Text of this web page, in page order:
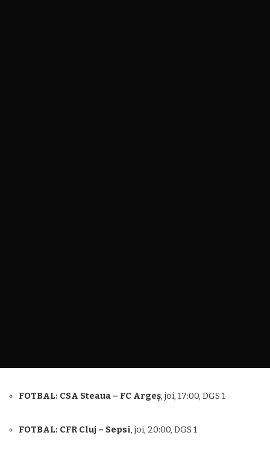
FOTBAL: CSA Steaua – FC Argeș, joi, 17:00, DGS 1
FOTBAL: CFR Cluj – Sepsi, joi, 20:00, DGS 1